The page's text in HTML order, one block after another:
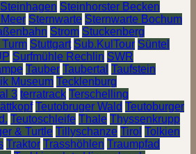
Steinhagen Steinhorster Becken
Sternwarte Sternwarte Bochum
Strom Stuckenberg
Stuttgart Sub.KulTour Süntel
Surfmühle Rechlin SWR
Tauber Taubertal Taufstein
Museum Tecklenburg
3 terratrack Terschelling
Teutobruger Wald Teutoburger
Teutoschleife Thale Thyssenkrupp
& Turtle Tillyschanze Tirol Tolkien
Traktor Trasshöhlen Traumpfad